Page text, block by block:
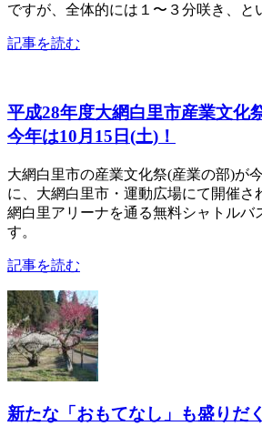
ですが、全体的には１〜３分咲き、と
記事を読む
平成28年度大網白里市産業文化
今年は10月15日(土)！
大網白里市の産業文化祭(産業の部)が
に、大網白里市・運動広場にて開催さ
網白里アリーナを通る無料シャトルバ
す。
記事を読む
新たな「おもてなし」も盛りだ